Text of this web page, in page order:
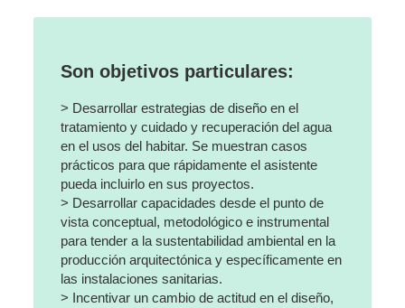
Son objetivos particulares:
> Desarrollar estrategias de diseño en el
tratamiento y cuidado y recuperación del agua
en el usos del habitar. Se muestran casos
prácticos para que rápidamente el asistente
pueda incluirlo en sus proyectos.
> Desarrollar capacidades desde el punto de
vista conceptual, metodológico e instrumental
para tender a la sustentabilidad ambiental en la
producción arquitectónica y específicamente en
las instalaciones sanitarias.
> Incentivar un cambio de actitud en el diseño,